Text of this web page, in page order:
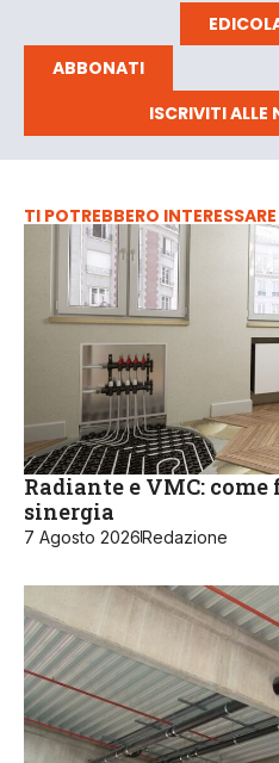
ABBONATI
ISCRIVITI ALLE
TI POTREBBERO INTERESSARE
Radiante e VMC:
sinergia
7 Agosto 2026Redazione